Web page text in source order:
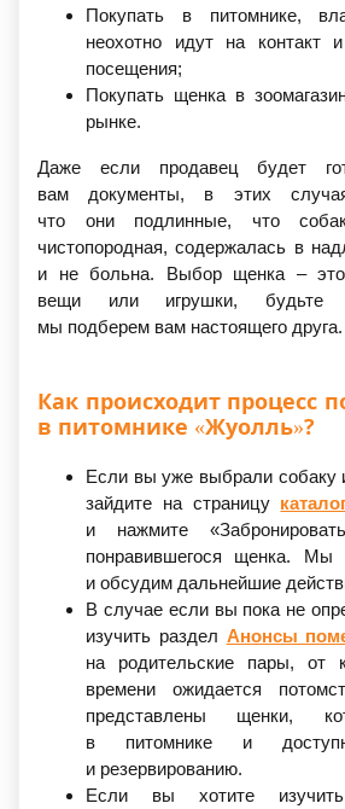
Покупать в питомнике,
неохотно идут на контакт
посещения;
Покупать щенка в
рынке.
Даже если продавец будет
вам документы, в этих
что они подлинные, что
чистопородная, содержалась в
и не больна. Выбор щенка – это
вещи или игрушки, будьте
мы подберем вам настоящего друга.
Как происходит процесс
в питомнике «Жуолль»?
Если вы уже выбрали собаку
зайдите на страницу
и нажмите
«Забронировать
понравившегося щенка.
и обсудим дальнейшие
В случае если вы пока не
изучить раздел Анонсы
на родительские пары, от
времени ожидается
представлены щенки,
в питомнике и
и резервированию.
Если вы хотите